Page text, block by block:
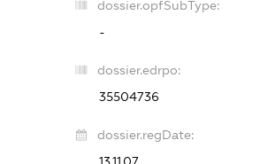
dossier.opfSubType:
-
dossier.edrpo:
35504736
dossier.regDate: